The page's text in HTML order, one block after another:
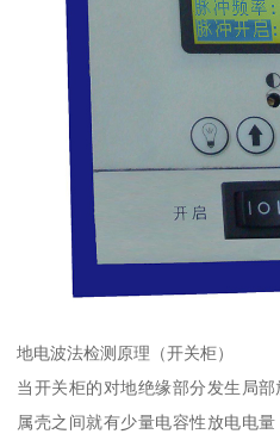
地电波法检测原理（开关柜）
当开关柜的对地绝缘部分发生局
属壳之间就有少量电容性放电电